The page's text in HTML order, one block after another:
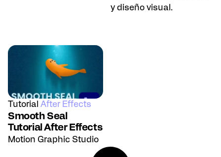
y diseño visual.
Tutorial After Effects
Smooth Seal
Tutorial After Effects
Motion Graphic Studio